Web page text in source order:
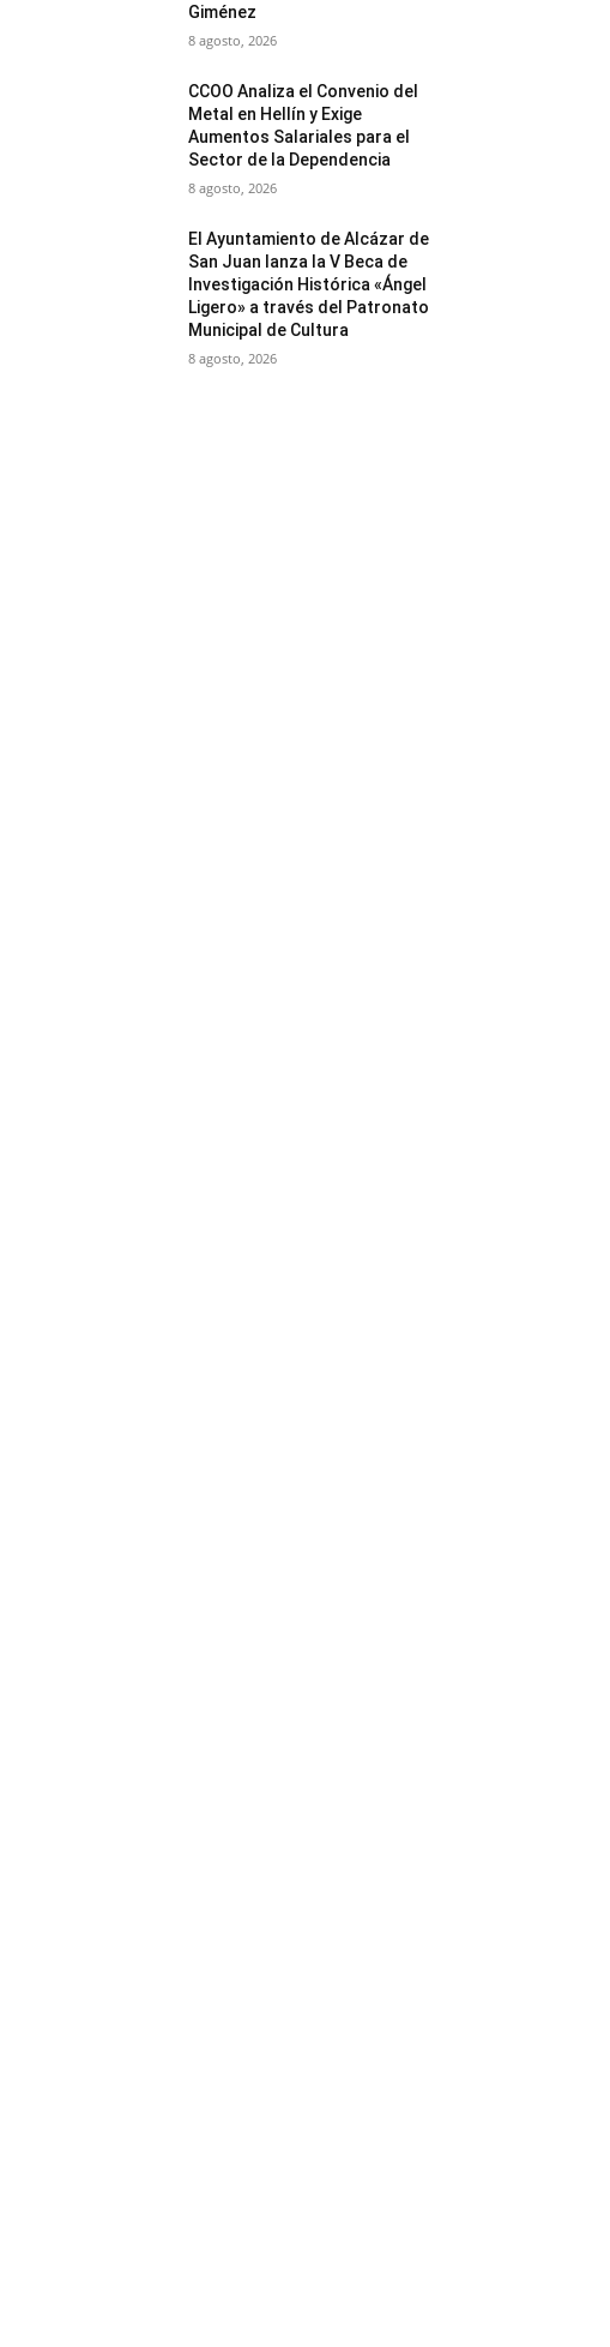
Giménez
8 agosto, 2026
CCOO Analiza el Convenio del
Metal en Hellín y Exige
Aumentos Salariales para el
Sector de la Dependencia
8 agosto, 2026
El Ayuntamiento de Alcázar de
San Juan lanza la V Beca de
Investigación Histórica «Ángel
Ligero» a través del Patronato
Municipal de Cultura
8 agosto, 2026